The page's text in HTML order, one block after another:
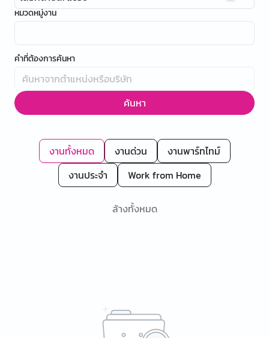
หมวดหมู่งาน
คำที่ต้องการค้นหา
ค้นหา
งานทั้งหมด งานด่วน
งานพาร์ทไทม์
งานประจำ
Work from Home
ล้างทั้งหมด